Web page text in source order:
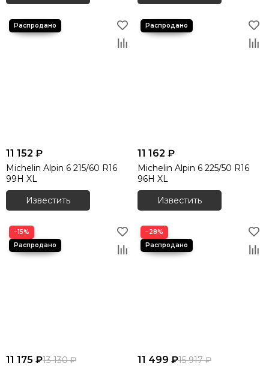
11 152 ₽
Michelin Alpin 6 215/60 R16
99H XL
Известить
11 162 ₽
Michelin Alpin 6 225/50 R16
96H XL
Известить
−15%
11 175 ₽13 130 ₽
−28%
11 499 ₽15 917 ₽